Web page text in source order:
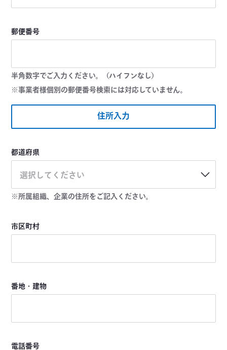
郵便番号
半角数字でご入力ください。（ハイフンなし）
※事業者様個別の郵便番号検索には対応していません。
住所入力
都道府県
選択してください
※所属組織、企業の住所をご記入ください。
市区町村
番地・建物
電話番号